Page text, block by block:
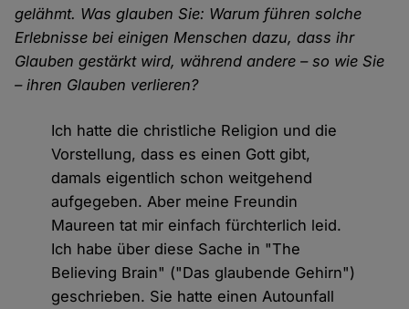
gelähmt. Was glauben Sie: Warum führen solche
Erlebnisse bei einigen Menschen dazu, dass ihr
Glauben gestärkt wird, während andere – so wie Sie
– ihren Glauben verlieren?
Ich hatte die christliche Religion und die
Vorstellung, dass es einen Gott gibt,
damals eigentlich schon weitgehend
aufgegeben. Aber meine Freundin
Maureen tat mir einfach fürchterlich leid.
Ich habe über diese Sache in "The
Believing Brain" ("Das glaubende Gehirn")
geschrieben. Sie hatte einen Autounfall